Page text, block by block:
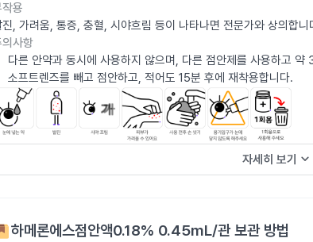
용
진, 가려움, 통증, 충혈, 시야흐림 등이 나타나면 전문가와 상의합니
의사항
다른 안약과 동시에 사용하지 않으며, 다른 점안제를 사용하고 약
소프트렌즈를 빼고 점안하고, 적어도 15분 후에 재착용합니다.
자세히 보기 keyboard_arrow_down
하메론에스점안액0.18% 0.45mL/관보관 방법